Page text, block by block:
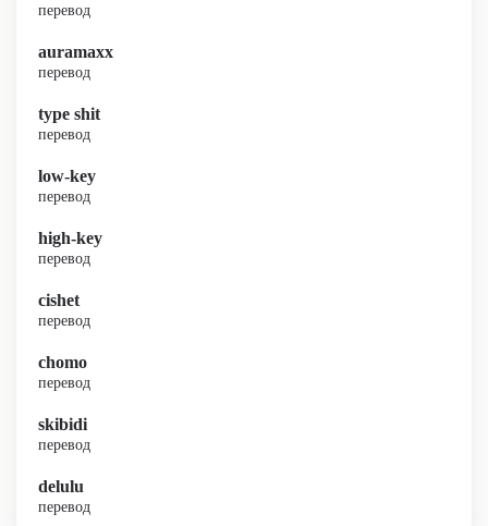
перевод
auramaxx
перевод
type shit
перевод
low-key
перевод
high-key
перевод
cishet
перевод
chomo
перевод
skibidi
перевод
delulu
перевод